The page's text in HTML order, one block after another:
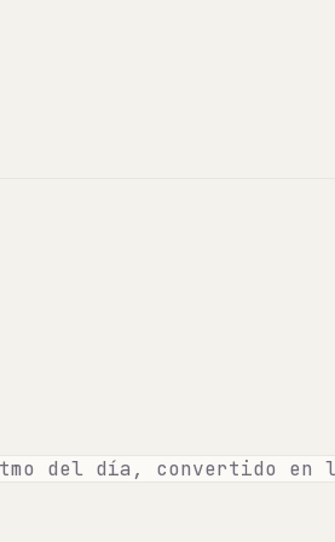
del día, convertido en